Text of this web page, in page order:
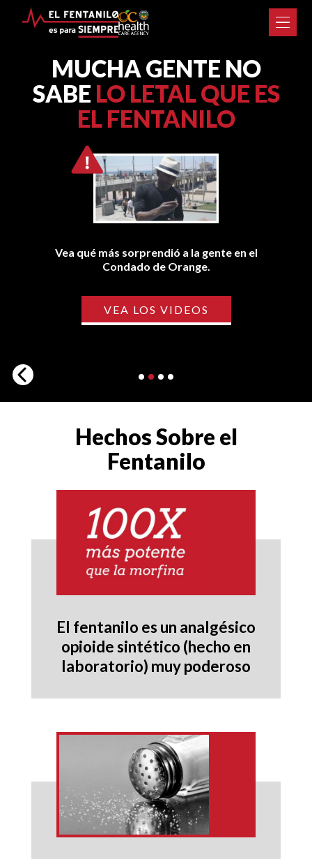
MUCHA GENTE NO
SABE LO LETAL QUE ES
EL FENTANILO
Vea qué más sorprendió a la gente en el
Condado de Orange.
VEA LOS VIDEOS
Hechos Sobre el
Fentanilo
El fentanilo es un analgésico
opioide sintético (hecho en
laboratorio) muy poderoso